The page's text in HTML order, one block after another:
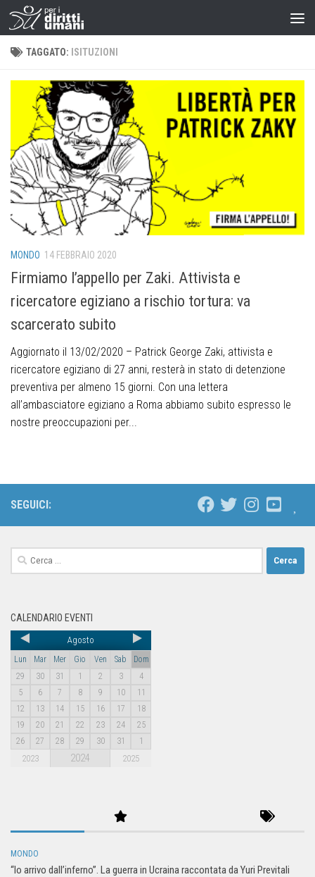
TAGGATO: ISITUZIONI
MONDO 14 FEBBRAIO 2020
Firmiamo l’appello per Zaki. Attivista e
ricercatore egiziano a rischio tortura: va
scarcerato subito
Aggiornato il 13/02/2020 – Patrick George Zaki, attivista e
ricercatore egiziano di 27 anni, resterà in stato di detenzione
preventiva per almeno 15 giorni. Con una lettera
all’ambasciatore egiziano a Roma abbiamo subito espresso le
nostre preoccupazioni per...
SEGUICI:
CALENDARIO EVENTI
Agosto
Lun Mar Mer Gio Ven Sab
Dom
29
30 31 1 2 3
4
5
6 7 8 9 10
11
12
13 14 15 16 17
18
19
20 21 22 23 24
25
26
27 28 29 30 31 1
2023 2024 2025
MONDO
“Io arrivo dall’inferno”. La guerra in Ucraina raccontata da Yuri Previtali